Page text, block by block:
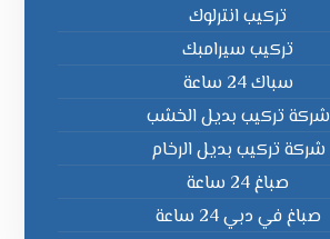
تركيب انترلوك
تركيب سيرامبك
سباك 24 ساعة
شركة تركيب بديل الخشب
شركة تركيب بديل الرخام
صباغ 24 ساعة
صباغ في دبي 24 ساعة